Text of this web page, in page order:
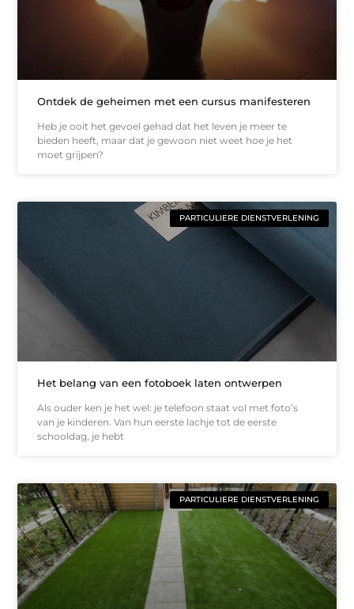
Ontdek de geheimen met een cursus manifesteren
Heb je ooit het gevoel gehad dat het leven je meer te
bieden heeft, maar dat je gewoon niet weet hoe je het
moet grijpen?
PARTICULIERE DIENSTVERLENING
Het belang van een fotoboek laten ontwerpen
Als ouder ken je het wel: je telefoon staat vol met foto’s
van je kinderen. Van hun eerste lachje tot de eerste
schooldag, je hebt
PARTICULIERE DIENSTVERLENING